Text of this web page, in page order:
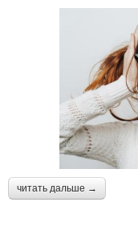
читать дальше →